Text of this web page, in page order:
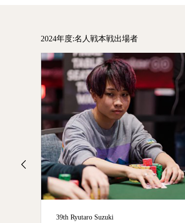
2024年度:名人戦本戦出場者
37th Yuki Ko